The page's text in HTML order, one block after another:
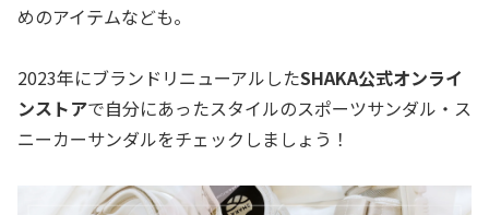
めのアイテムなども。
2023年にブランドリニューアルしたSHAKA公式オンライ
ンストアで自分にあったスタイルのスポーツサンダル・ス
ニーカーサンダルをチェックしましょう！